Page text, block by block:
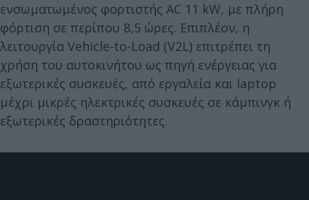
ενσωματωμένος φορτιστής AC 11 kW, με πλήρη
φόρτιση σε περίπου 8,5 ώρες. Επιπλέον, η
λειτουργία Vehicle-to-Load (V2L) επιτρέπει τη
χρήση του αυτοκινήτου ως πηγή ενέργειας για
εξωτερικές συσκευές, από εργαλεία και laptop
μέχρι μικρές ηλεκτρικές συσκευές σε κάμπινγκ ή
εξωτερικές δραστηριότητες.